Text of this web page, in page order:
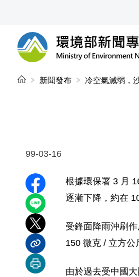
環境部新聞專
新聞發布 冷空氣減弱，
99-03-16
分享至 Facebook
分享到 LINE
分享到 X
分享內容連結
列印本頁
根據環保署 3 月
逐漸下降，約在
受鋒面降雨沖刷
150 微克 / 立方公
由於過去受中國